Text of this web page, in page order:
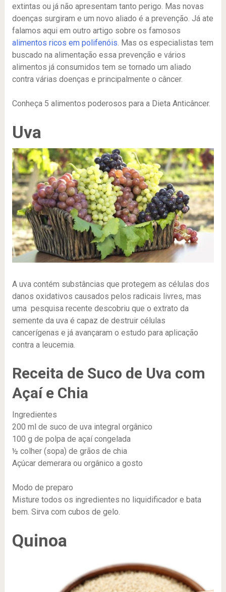
extintas ou já não apresentam tanto perigo. Mas novas
doenças surgiram e um novo aliado é a prevenção. Já ate
falamos aqui em outro artigo sobre os famosos
alimentos ricos em polifenóis. Mas os especialistas tem
buscado na alimentação essa prevenção e vários
alimentos já consumidos tem se tornado um aliado
contra várias doenças e principalmente o câncer.
Conheça 5 alimentos poderosos para a Dieta Anticâncer.
Uva
A uva contém substâncias que protegem as células dos
danos oxidativos causados pelos radicais livres, mas
uma pesquisa recente descobriu que o extrato da
semente da uva é capaz de destruir células
cancerígenas e já avançaram o estudo para aplicação
contra a leucemia.
Receita de Suco de Uva com
Açaí e Chia
Ingredientes
200 ml de suco de uva integral orgânico
100 g de polpa de açaí congelada
½ colher (sopa) de grãos de chia
Açúcar demerara ou orgânico a gosto
Modo de preparo
Misture todos os ingredientes no liquidificador e bata
bem. Sirva com cubos de gelo.
Quinoa